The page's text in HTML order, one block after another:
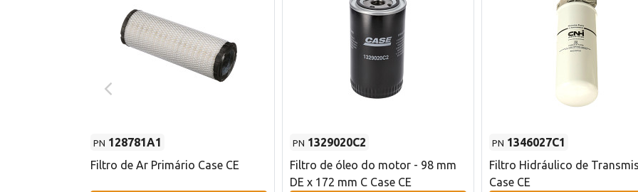
PN 128781A1
Filtro de Ar Primário Case CE
PN 1329020C2
Filtro de óleo do motor - 98 mm
DE x 172 mm C Case CE
PN 1346027C1
Filtro Hidráulico de
Case CE